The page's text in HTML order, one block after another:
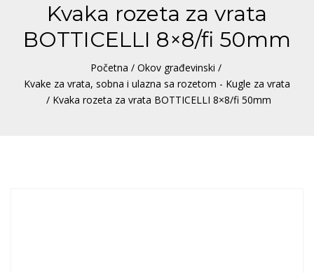
Kvaka rozeta za vrata
BOTTICELLI 8×8/fi 50mm
Početna / Okov građevinski /
Kvake za vrata, sobna i ulazna sa rozetom - Kugle za vrata
/ Kvaka rozeta za vrata BOTTICELLI 8×8/fi 50mm